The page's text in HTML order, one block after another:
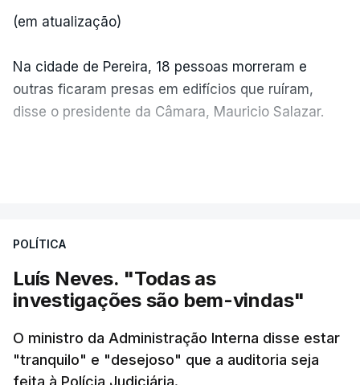
(em atualização)
Na cidade de Pereira, 18 pessoas morreram e
outras ficaram presas em edifícios que ruíram,
disse o presidente da Câmara, Mauricio Salazar.
"A situação é crítica",
entrevista à Rádio Caracol.
Pelo menos 20 prédios desabaram na cidade de
Cali, com várias pessoas presas nos escombros,
disse o autarca Alejandro Eder à agência Reuters.
POLÍTICA
Luís Neves. "Todas as
investigações são bem-vindas"
O ministro da Administração Interna disse estar
"tranquilo" e "desejoso" que a auditoria seja
feita à Polícia Judiciária.